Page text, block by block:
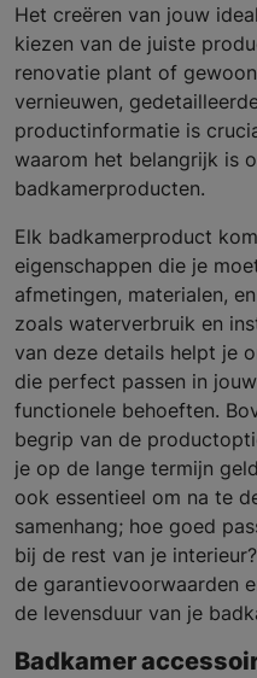
Het creëren van jouw
kiezen van de juiste
renovatie plant of
vernieuwen,
productinformatie is
waarom het belangrijk is
badkamerproducten.
Elk badkamerproduct
eigenschappen die je
afmetingen, materialen,
zoals waterverbruik en
van deze details helpt je
die perfect passen in
functionele behoeften.
begrip van de
je op de lange termijn
ook essentieel om na te
samenhang; hoe goed
bij de rest van je
de garantievoorwaarden
de levensduur van je
Badkamer